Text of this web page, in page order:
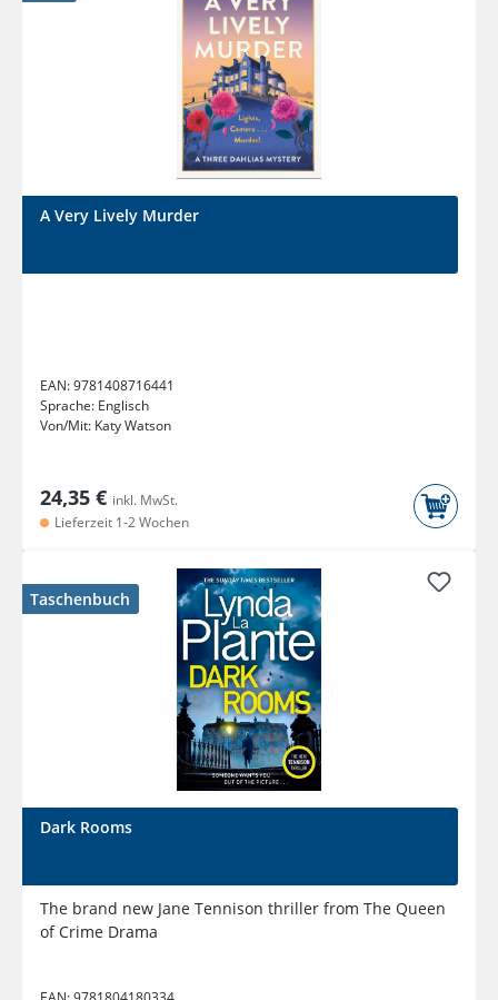
A Very Lively Murder
EAN:9781408716441
Sprache: Englisch
Von/Mit: Katy Watson
24,35 € inkl. MwSt.
Lieferzeit 1-2 Wochen
Taschenbuch
Dark Rooms
The brand new Jane Tennison thriller from The Queen
of Crime Drama